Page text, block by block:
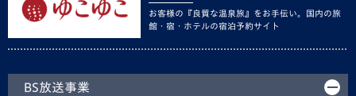
お客様の『良質な温泉旅』をお手伝い。国内の旅
館・宿・ホテルの宿泊予約サイト
BS放送事業